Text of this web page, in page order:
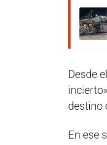
Desde
destino
En ese